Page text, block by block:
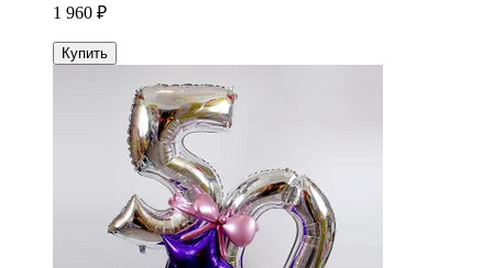
1 960 ₽
Купить